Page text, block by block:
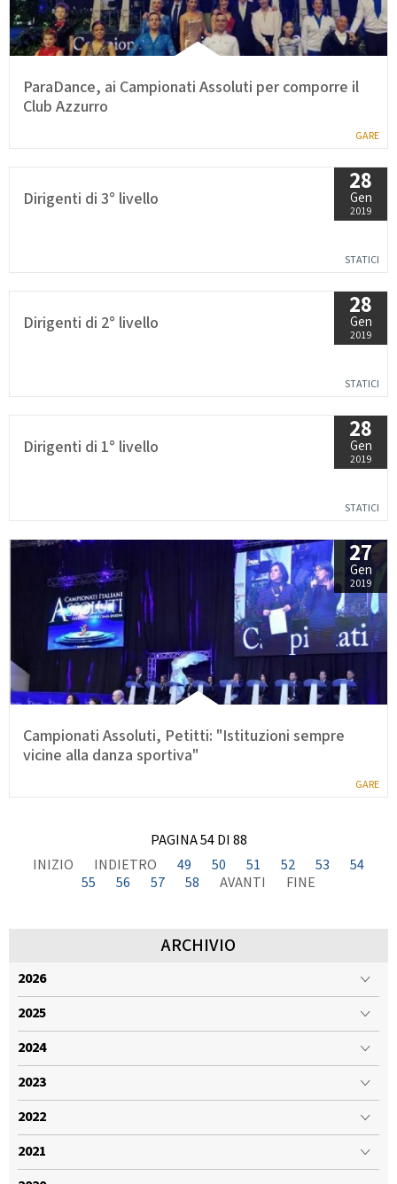
GARE
ParaDance, ai Campionati Assoluti per comporre il
Club Azzurro
STATICI
28
Gen
2019
Dirigenti di 3° livello
STATICI
28
Gen
2019
Dirigenti di 2° livello
STATICI
28
Gen
2019
Dirigenti di 1° livello
GARE
27
Gen
2019
Campionati Assoluti, Petitti: "Istituzioni sempre
vicine alla danza sportiva"
PAGINA 54 DI 88
INIZIO
INDIETRO 49 50 51 52 53
54
55
56 57 58 AVANTI FINE
ARCHIVIO
2026
2025
2024
2023
2022
2021